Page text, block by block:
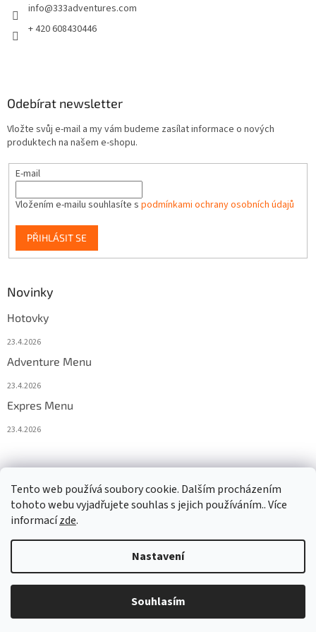
Tento web používá soubory cookie. Dalším procházením
tohoto webu vyjadřujete souhlas s jejich používáním.. Více
informacízde.
Nastavení
Souhlasím
info@333adventures.com
+ 420 608430446
Odebírat newsletter
Vložte svůj e-mail a my vám budeme zasílat informace o nových
produktech na našem e-shopu.
E-mail
Vložením e-mailu souhlasíte s podmínkami ochrany osobních údajů
PŘIHLÁSIT SE
Novinky
Hotovky
23.4.2026
Adventure Menu
23.4.2026
Expres Menu
23.4.2026
Copyright 2026www.333adventures.com. Všechna práva
vyhrazena.